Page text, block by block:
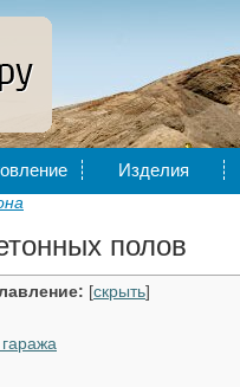
Изделия
полов
[скрыть]